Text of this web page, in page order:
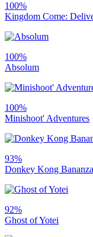
100%
Kingdom Come:
100%
Absolum
100%
Minishoot' Adventures
93%
Donkey Kong Bananza
92%
Ghost of Yotei